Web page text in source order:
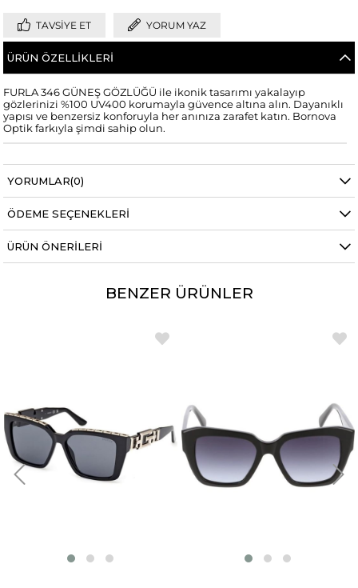
TAVSIYE ET YORUM YAZ
ÜRÜN ÖZELLIKLERI
FURLA 346 GÜNEŞ GÖZLÜĞÜ ile ikonik tasarımı yakalayıp
gözlerinizi %100 UV400 korumayla güvence altına alın. Dayanıklı
yapısı ve benzersiz konforuyla her anınıza zarafet katın. Bornova
Optik farkıyla şimdi sahip olun.
YORUMLAR(0)
ÖDEME SEÇENEKLERI
ÜRÜN ÖNERILERI
BENZER ÜRÜNLER